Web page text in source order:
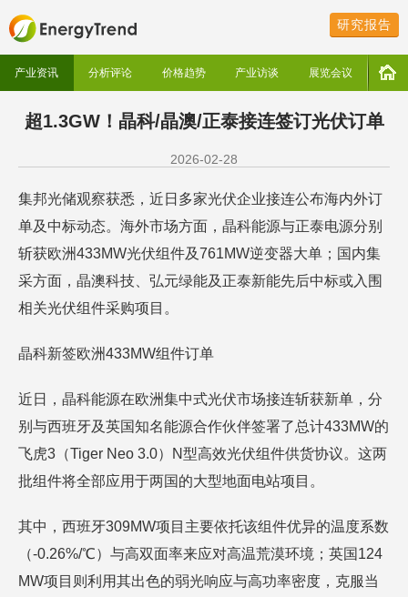
研究报告
产业资讯 分析评论 价格趋势 产业访谈 展览会议
超1.3GW！晶科/晶澳/正泰接连签订光伏订单
2026-02-28
集邦光储观察获悉，近日多家光伏企业接连公布海内外订
单及中标动态。海外市场方面，晶科能源与正泰电源分别
斩获欧洲433MW光伏组件及761MW逆变器大单；国内集
采方面，晶澳科技、弘元绿能及正泰新能先后中标或入围
相关光伏组件采购项目。
晶科新签欧洲433MW组件订单
近日，晶科能源在欧洲集中式光伏市场接连斩获新单，分
别与西班牙及英国知名能源合作伙伴签署了总计433MW的
飞虎3（Tiger Neo 3.0）N型高效光伏组件供货协议。这两
批组件将全部应用于两国的大型地面电站项目。
其中，西班牙309MW项目主要依托该组件优异的温度系数
（-0.26%/℃）与高双面率来应对高温荒漠环境；英国124
MW项目则利用其出色的弱光响应与高功率密度，克服当